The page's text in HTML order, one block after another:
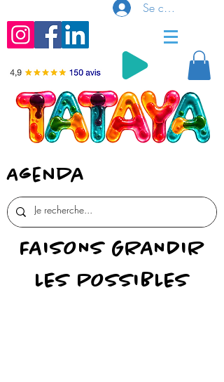
Se connecter
Agenda
FAISONS GRANDIR
LES POSSIBLES